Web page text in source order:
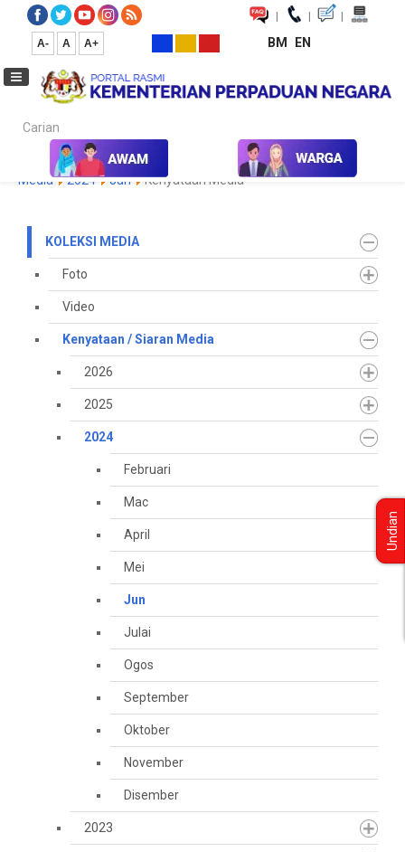
| | |
A- A A+ BM EN
Carian...
Laman Utama Media Koleksi Media
Kenyataan / Siaran
Media
2024 Jun Kenyataan Media
KOLEKSI MEDIA
Foto
Video
Kenyataan / Siaran Media
2026
2025
2024
Februari
Mac
April
Mei
Jun
Julai
Ogos
September
Oktober
November
Disember
2023
Undian